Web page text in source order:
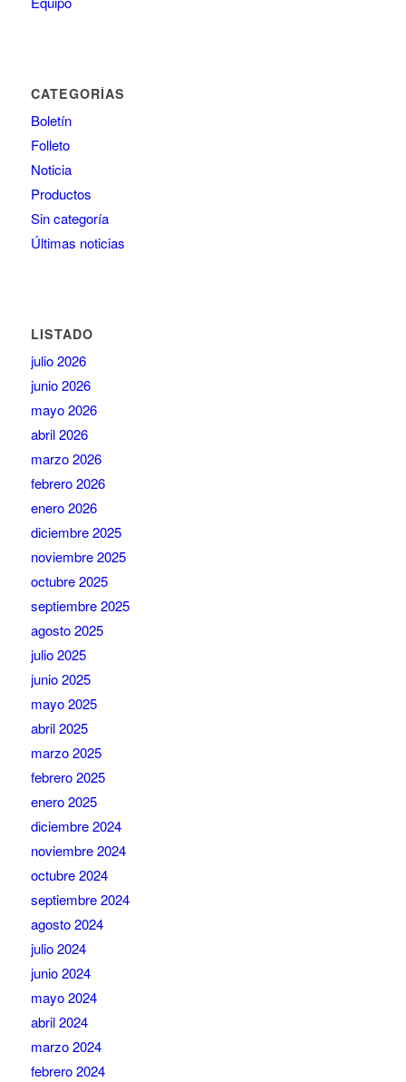
CATEGORÍAS
Boletín
Folleto
Noticia
Productos
Sin categoría
Últimas noticias
LISTADO
julio 2026
junio 2026
mayo 2026
abril 2026
marzo 2026
febrero 2026
enero 2026
diciembre 2025
noviembre 2025
octubre 2025
septiembre 2025
agosto 2025
julio 2025
junio 2025
mayo 2025
abril 2025
marzo 2025
febrero 2025
enero 2025
diciembre 2024
noviembre 2024
octubre 2024
septiembre 2024
agosto 2024
julio 2024
junio 2024
mayo 2024
abril 2024
marzo 2024
febrero 2024